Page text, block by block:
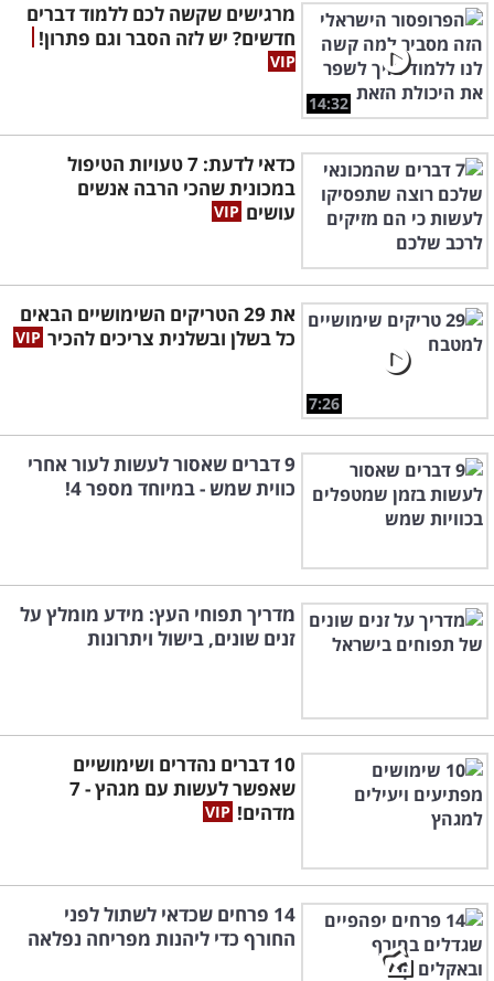
14:32
מרגישים שקשה לכם ללמוד דברים
חדשים? יש לזה הסבר וגם פתרון!
כדאי לדעת: 7 טעויות הטיפול
במכונית שהכי הרבה אנשים
עושים
7:26
את 29 הטריקים השימושיים הבאים
כל בשלן ובשלנית צריכים להכיר
9 דברים שאסור לעשות לעור אחרי
כווית שמש - במיוחד מספר 4!
מדריך תפוחי העץ: מידע מומלץ על
זנים שונים, בישול ויתרונות
10 דברים נהדרים ושימושיים
שאפשר לעשות עם מגהץ - 7
מדהים!
14 פרחים שכדאי לשתול לפני
החורף כדי ליהנות מפריחה נפלאה